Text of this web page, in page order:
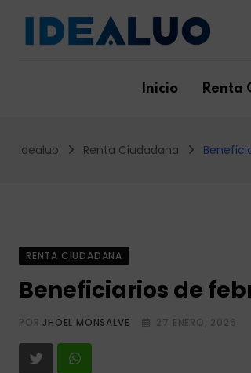
content
Inicio Renta
Idealuo Renta Ciudadana
RENTA CIUDADANA
Beneficiarios de
PORJHOEL MONSALVE 27 ENERO, 2026